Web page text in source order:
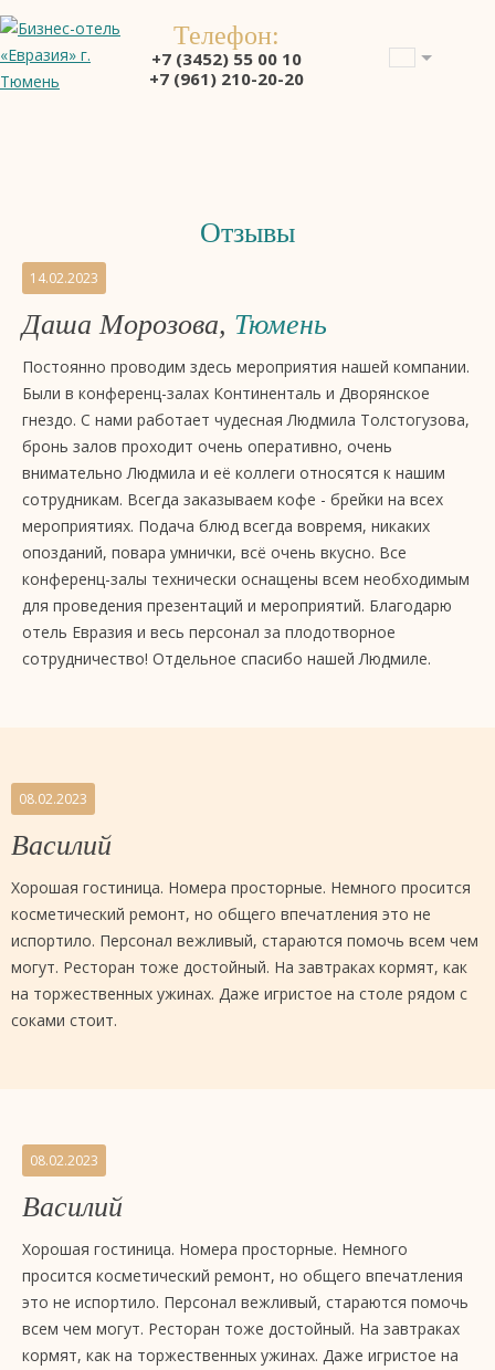
Телефон:
+7 (3452) 55 00 10
+7 (961) 210-20-20
Отзывы
Отзывы
на
бизнес-
отель
звезды
«Евразия»,
Тюмень
14.02.2023
Даша Морозова, Тюмень
Постоянно проводим здесь мероприятия нашей компании.
Были в конференц-залах Континенталь и Дворянское
гнездо. С нами работает чудесная Людмила Толстогузова,
бронь залов проходит очень оперативно, очень
внимательно Людмила и её коллеги относятся к нашим
сотрудникам. Всегда заказываем кофе - брейки на всех
мероприятиях. Подача блюд всегда вовремя, никаких
опозданий, повара умнички, всё очень вкусно. Все
конференц-залы технически оснащены всем необходимым
для проведения презентаций и мероприятий. Благодарю
отель Евразия и весь персонал за плодотворное
сотрудничество! Отдельное спасибо нашей Людмиле.
08.02.2023
Василий
Хорошая гостиница. Номера просторные. Немного просится
косметический ремонт, но общего впечатления это не
испортило. Персонал вежливый, стараются помочь всем чем
могут. Ресторан тоже достойный. На завтраках кормят, как
на торжественных ужинах. Даже игристое на столе рядом с
соками стоит.
08.02.2023
Василий
Хорошая гостиница. Номера просторные. Немного
просится косметический ремонт, но общего впечатления
это не испортило. Персонал вежливый, стараются помочь
всем чем могут. Ресторан тоже достойный. На завтраках
кормят, как на торжественных ужинах. Даже игристое на